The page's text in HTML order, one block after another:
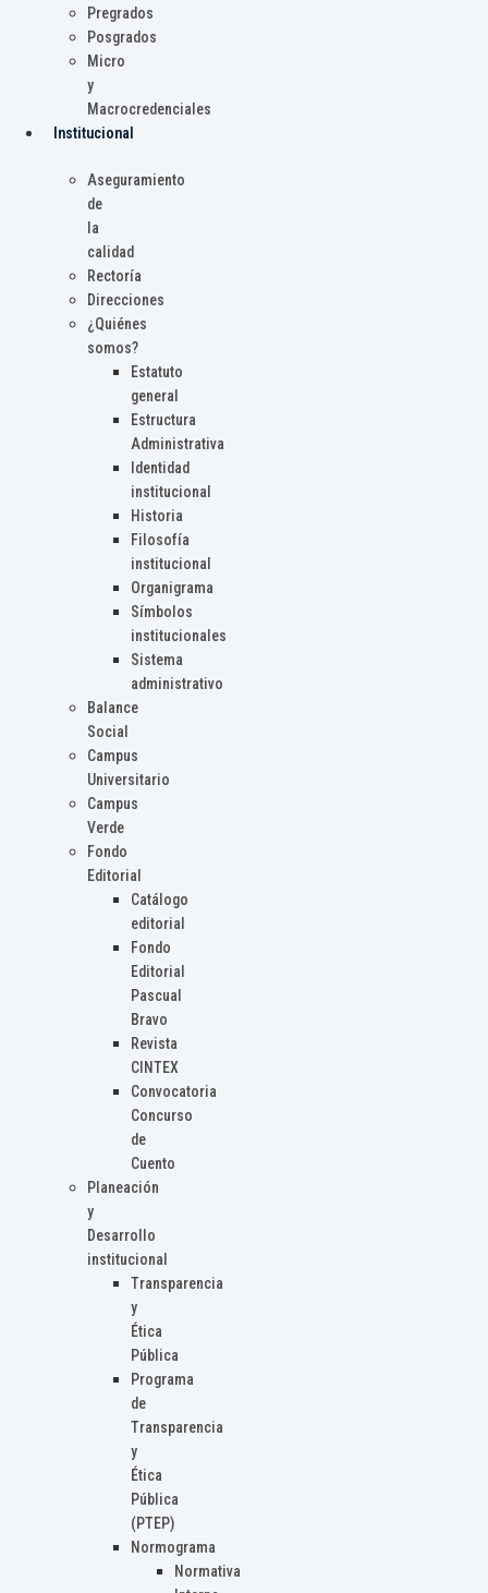
Pregrados
Posgrados
Micro
y
Macrocredenciales
Institucional
Aseguramiento
de
la
calidad
Rectoría
Direcciones
¿Quiénes
somos?
Estatuto
general
Estructura
Administrativa
Identidad
institucional
Historia
Filosofía
institucional
Organigrama
Símbolos
institucionales
Sistema
administrativo
Balance
Social
Campus
Universitario
Campus
Verde
Fondo
Editorial
Catálogo
editorial
Fondo
Editorial
Pascual
Bravo
Revista
CINTEX
Convocatoria
Concurso
de
Cuento
Planeación
y
Desarrollo
institucional
Transparencia
y
Ética
Pública
Programa
de
Transparencia
y
Ética
Pública
(PTEP)
Normograma
Normativa